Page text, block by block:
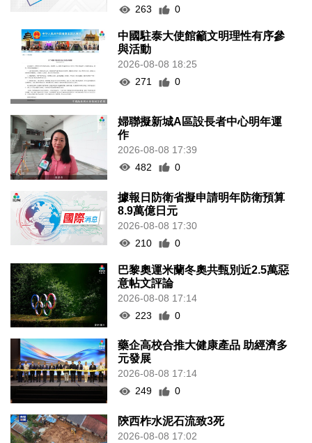
263 0
中國駐泰大使館籲文明理性有序參
與活動
2026-08-08 18:25
271
0
婦聯擬新城A區設長者中心明年運
作
2026-08-08 17:39
482
0
據報日防衛省擬申請明年防衛預算
8.9萬億日元
2026-08-08 17:30
210
0
巴黎奧運米蘭冬奧共甄別近2.5萬惡
意帖文評論
2026-08-08 17:14
223
0
藥企高校合推大健康產品 助經濟多
元發展
2026-08-08 17:14
249
0
陝西柞水泥石流致3死
2026-08-08 17:02